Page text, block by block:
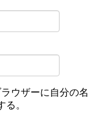
ウザーに自分の名
。